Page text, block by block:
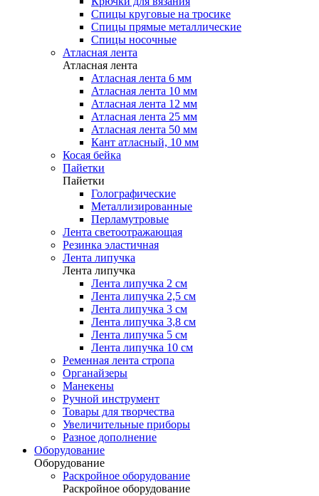
Спицы круговые на тросике
Спицы прямые металлические
Спицы носочные
Атласная лента
Атласная лента
Атласная лента 6 мм
Атласная лента 10 мм
Атласная лента 12 мм
Атласная лента 25 мм
Атласная лента 50 мм
Кант атласный, 10 мм
Косая бейка
Пайетки
Пайетки
Голографические
Металлизированные
Перламутровые
Лента светоотражающая
Резинка эластичная
Лента липучка
Лента липучка
Лента липучка 2 см
Лента липучка 2,5 см
Лента липучка 3 см
Лента липучка 3,8 см
Лента липучка 5 см
Лента липучка 10 см
Ременная лента стропа
Органайзеры
Манекены
Ручной инструмент
Товары для творчества
Увеличительные приборы
Разное дополнение
Оборудование
Оборудование
Раскройное оборудование
Раскройное оборудование